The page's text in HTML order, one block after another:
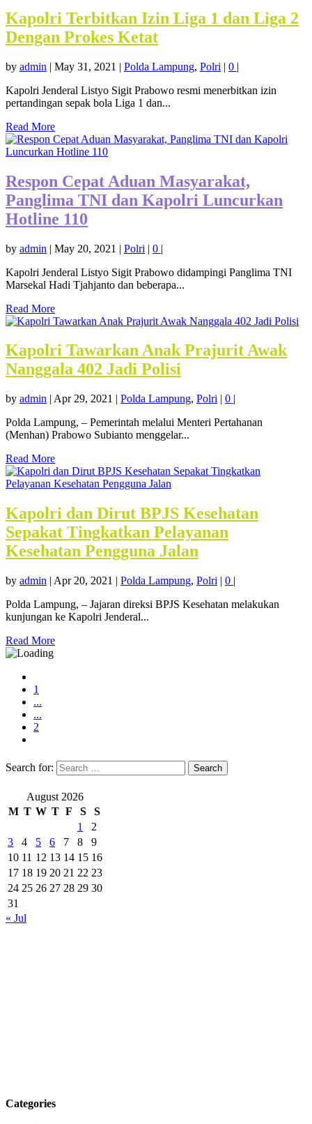
Kapolri Terbitkan Izin Liga 1 dan Liga 2
Dengan Prokes Ketat
by admin | May 31, 2021 | Polda Lampung, Polri | 0 |
Kapolri Jenderal Listyo Sigit Prabowo resmi menerbitkan izin
pertandingan sepak bola Liga 1 dan...
Read More
Respon Cepat Aduan Masyarakat,
Panglima TNI dan Kapolri Luncurkan
Hotline 110
by admin | May 20, 2021 | Polri | 0 |
Kapolri Jenderal Listyo Sigit Prabowo didampingi Panglima TNI
Marsekal Hadi Tjahjanto dan beberapa...
Read More
Kapolri Tawarkan Anak Prajurit Awak
Nanggala 402 Jadi Polisi
by admin | Apr 29, 2021 | Polda Lampung, Polri | 0 |
Polda Lampung, – Pemerintah melalui Menteri Pertahanan
(Menhan) Prabowo Subianto menggelar...
Read More
Kapolri dan Dirut BPJS Kesehatan
Sepakat Tingkatkan Pelayanan
Kesehatan Pengguna Jalan
by admin | Apr 20, 2021 | Polda Lampung, Polri | 0 |
Polda Lampung, – Jajaran direksi BPJS Kesehatan melakukan
kunjungan ke Kapolri Jenderal...
Read More
1
...
...
2
Search for:
August 2026
M T W T F S
S
1
2
3
4 5 6 7 8
9
10 11 12 13 14 15 16
17 18 19 20 21 22 23
24 25 26 27 28 29 30
31
« Jul
Categories